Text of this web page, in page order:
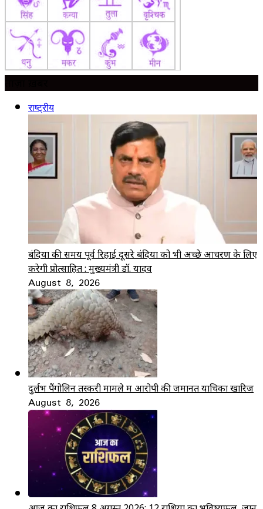
राष्ट्रीय
बंदियों की समय पूर्व रिहाई दूसरे बंदियों को भी अच्छे आचरण के लिए
करेगी प्रोत्साहित : मुख्यमंत्री डॉ. यादव
August 8, 2026
दुर्लभ पैंगोलिन तस्करी मामले में आरोपी की जमानत याचिका खारिज
August 8, 2026